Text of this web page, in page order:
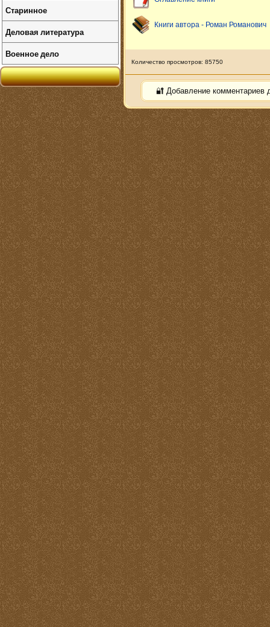
Книги автора - Роман Романович
Количество просмотров: 85750
🔐 Добавление комментариев
Старинное
Деловая литература
Военное дело